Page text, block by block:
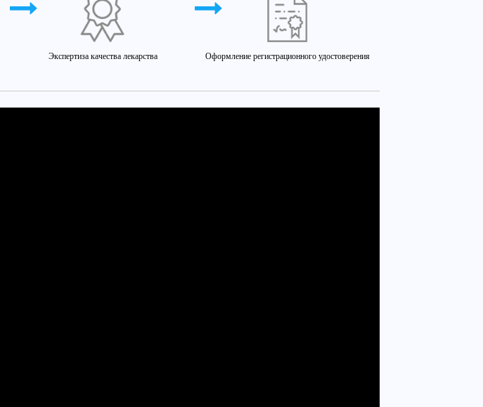
Экспертиза качества лекарства Оформление регистрационного удостоверения